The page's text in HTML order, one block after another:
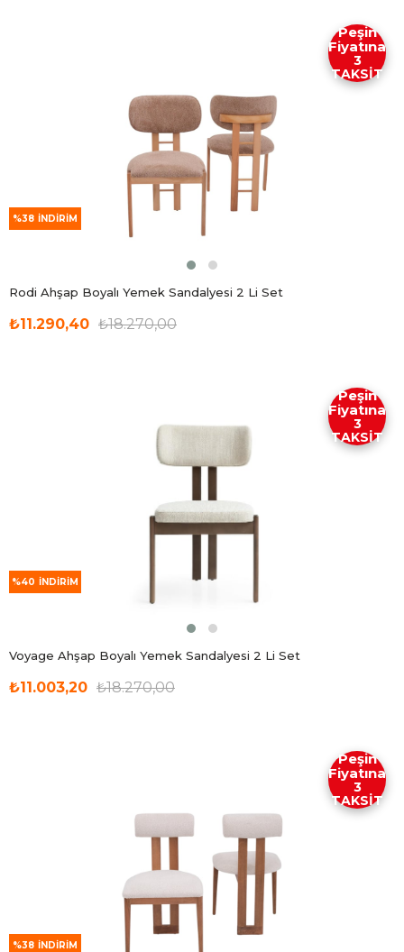
Rodi Ahşap Boyalı Yemek Sandalyesi 2 Li Set
₺11.290,40 ₺18.270,00
%38 İNDIRIM
Peşin
Fiyatına
3
TAKSİT
Voyage Ahşap Boyalı Yemek Sandalyesi 2 Li Set
₺11.003,20 ₺18.270,00
%40 İNDIRIM
Peşin
Fiyatına
3
TAKSİT
%38 İNDIRIM
Peşin
Fiyatına
3
TAKSİT